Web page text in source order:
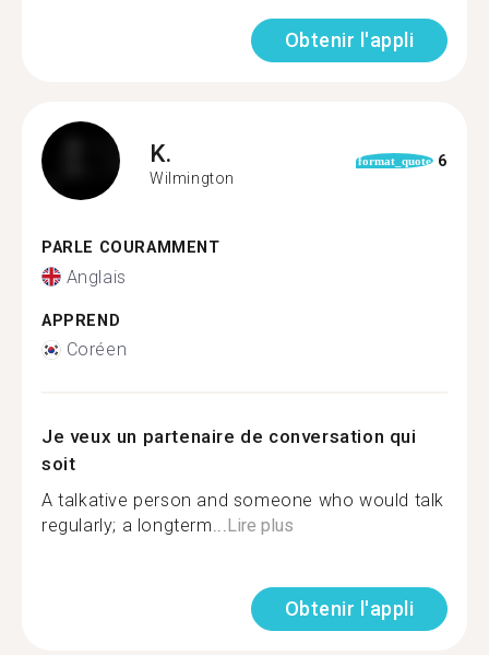
Obtenir l'appli
K.
Wilmington
format_quote 6
PARLE COURAMMENT
Anglais
APPREND
Coréen
Je veux un partenaire de conversation qui
soit
A talkative person and someone who would talk
regularly; a longterm...Lire plus
Obtenir l'appli